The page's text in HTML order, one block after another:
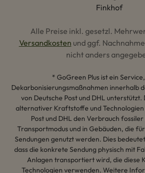
Alle Preise inkl. gesetzl.
Versandkosten und ggf.
nicht anders
* GoGreen Plus ist ein
Dekarbonisierungsmaßnahmen innerhalb
von Deutsche Post und DHL unterstützt.
alternativer Kraftstoffe und
Post und DHL den Verbrauch
Transportmodus und in Gebäuden, die
Sendungen genutzt werden. Dies
dass die konkrete Sendung physisch mit
Anlagen transportiert wird, die diese
Technologien verwenden. Weitere